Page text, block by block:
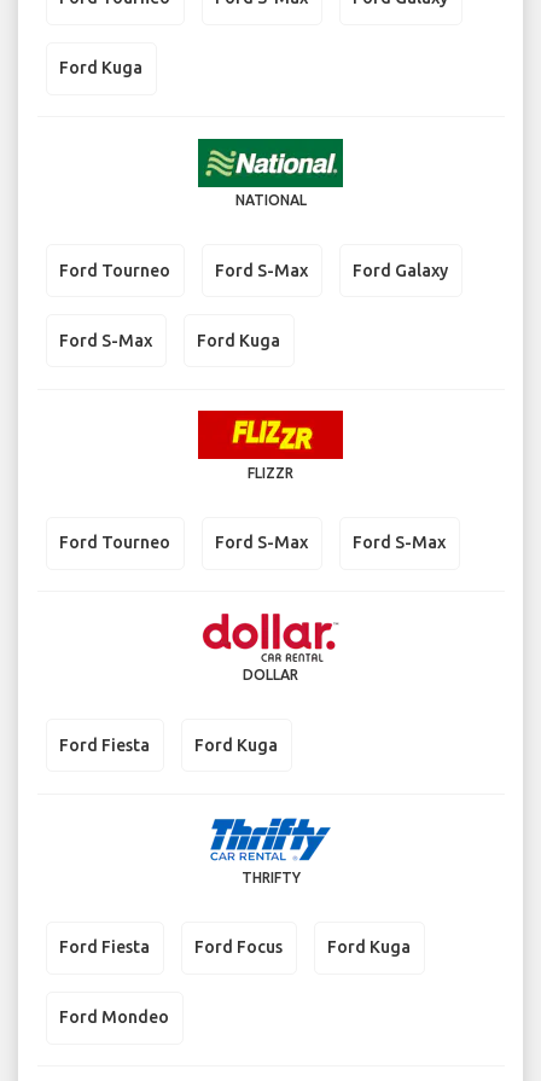
Ford Kuga
NATIONAL
Ford Tourneo Ford S-Max Ford Galaxy
Ford S-Max Ford Kuga
FLIZZR
Ford Tourneo Ford S-Max Ford S-Max
DOLLAR
Ford Fiesta Ford Kuga
THRIFTY
Ford Fiesta Ford Focus Ford Kuga
Ford Mondeo